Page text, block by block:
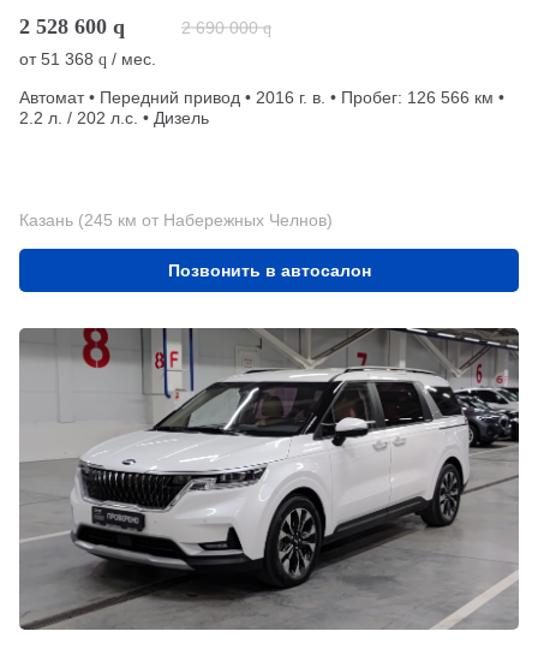
2 528 600 q 2 690 000 q
от51 368 q / мес.
Автомат • Передний привод • 2016 г. в. • Пробег: 126 566 км •
2.2 л. / 202 л.с. • Дизель
Казань (245 км от Набережных Челнов)
Позвонить в автосалон